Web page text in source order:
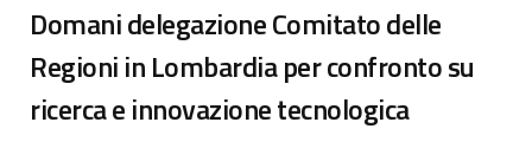
Domani delegazione Comitato delle
Regioni in Lombardia per confronto su
ricerca e innovazione tecnologica